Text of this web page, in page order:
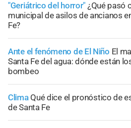
"Geriátrico del horror" ¿Qué pasó
municipal de asilos de ancianos
Fe?
Ante el fenómeno de El Niño El
Santa Fe del agua: dónde están
bombeo
Clima Qué dice el pronóstico de
de Santa Fe